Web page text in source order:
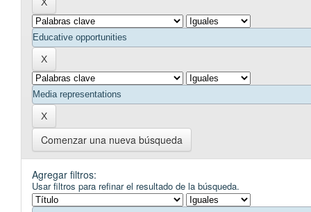
Comenzar una nueva búsqueda
Agregar filtros:
Usar filtros para refinar el resultado de la búsqueda.